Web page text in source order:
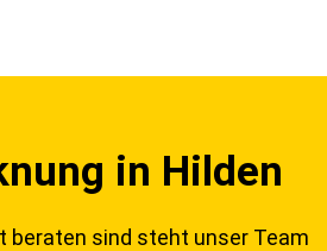
in Hilden
beraten sind steht unser Team